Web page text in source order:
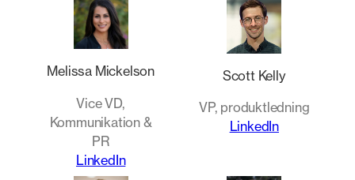
Melissa Mickelson
Vice VD,
Kommunikation &
PR
LinkedIn
Scott Kelly
VP, produktledning
LinkedIn